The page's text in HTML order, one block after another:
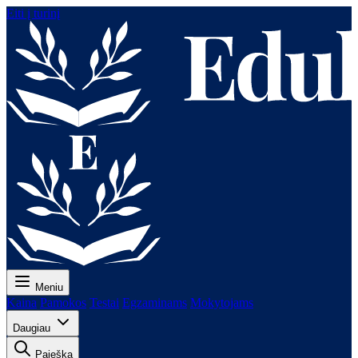
Eiti į turinį
Meniu
Kaina Pamokos Testai Egzaminams Mokytojams
Daugiau
Paieška